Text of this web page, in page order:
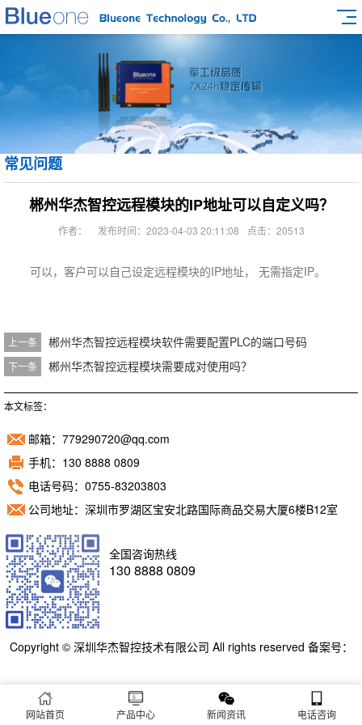
常见问题
郴州华杰智控远程模块的IP地址可以自定义吗？
作者： 发布时间：2023-04-03 20:11:08 点击：20513
可以，客户可以自己设定远程模块的IP地址， 无需指定IP。
上一条 郴州华杰智控远程模块软件需要配置PLC的端口号码
下一条 郴州华杰智控远程模块需要成对使用吗？
本文标签：
邮箱：779290720@qq.com
手机：130 8888 0809
电话号码：0755-83203803
公司地址：深圳市罗湖区宝安北路国际商品交易大厦6楼B12室
全国咨询热线
130 8888 0809
Copyright © 深圳华杰智控技术有限公司 All rights reserved 备案号：
网站首页 产品中心 新闻资讯 电话咨询